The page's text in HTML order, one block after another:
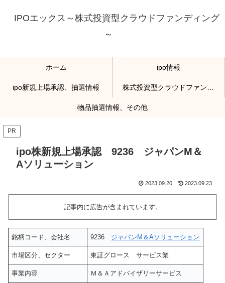
IPOエックス～株式投資型クラウドファンディング
～
ホーム ipo情報
ipo新規上場承認、抽選情報
物品抽選情報、その他
PR
ipo株新規上場承認 9236 ジャパンM＆
Aソリューション
2023.09.20 2023.09.23
記事内に広告が含まれています。
銘柄コード、会社名 9236 ジャパンM＆Aソリューション
市場区分、セクター 東証グロース サービス業
事業内容 Ｍ＆Ａアドバイザリーサービス